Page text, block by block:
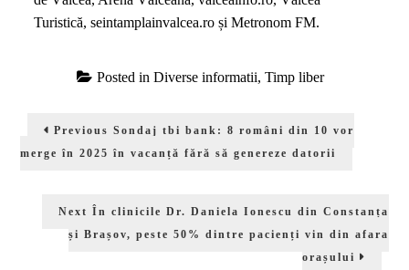
Turistică, seintamplainvalcea.ro și Metronom FM.
Posted in Diverse informatii, Timp liber
în
Previous Previous
Sondaj tbi bank: 8 români din 10 vor
merge în 2025 în vacanță fără să genereze datorii
Next Next
În clinicile Dr. Daniela Ionescu din Constanța
și Brașov, peste 50% dintre pacienți vin din afara
orașului